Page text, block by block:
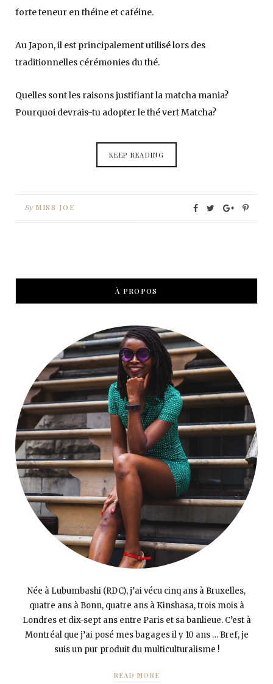
forte teneur en théine et caféine.
Au Japon, il est principalement utilisé lors des
traditionnelles cérémonies du thé.
Quelles sont les raisons justifiant la matcha mania?
Pourquoi devrais-tu adopter le thé vert Matcha?
KEEP READING
By MISS JOE
À PROPOS
Née à Lubumbashi (RDC), j’ai vécu cinq ans à Bruxelles,
quatre ans à Bonn, quatre ans à Kinshasa, trois mois à
Londres et dix-sept ans entre Paris et sa banlieue. C’est à
Montréal que j’ai posé mes bagages il y 10 ans … Bref, je
suis un pur produit du multiculturalisme !
READ MORE